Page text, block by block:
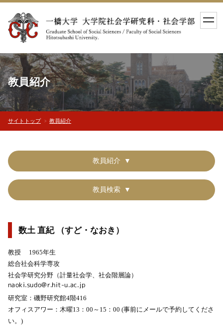
toggle
教員紹介
サイトトップ 教員紹介
教員紹介
教員検索
数土 直紀 （すど・なおき）
教授 1965年生
総合社会科学専攻
社会学研究分野（計量社会学、社会階層論）
研究室：磯野研究館4階416
オフィスアワー：木曜13：00～15：00 (事前にメールで予約してくださ
い。)